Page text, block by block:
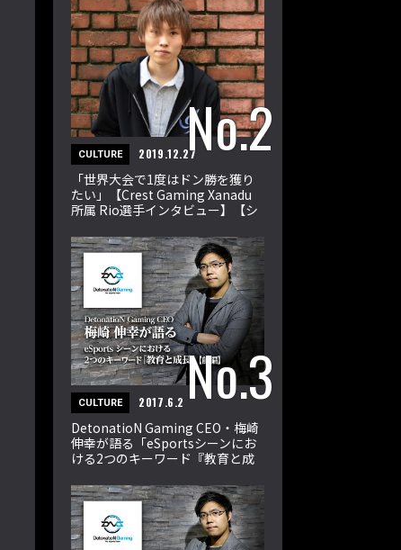
CULTURE 2019.12.27
「世界大会で1度はドン勝を獲り
たい」【Crest Gaming Xanadu
所属 Rio選手インタビュー】【シ
CULTURE 2017.6.2
DetonatioN Gaming CEO・梅崎
伸幸が語る「eSportsシーンにお
ける2つのキーワード『教育と成